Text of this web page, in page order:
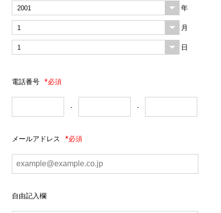
年
月
日
電話番号 *必須
- -
メールアドレス *必須
自由記入欄